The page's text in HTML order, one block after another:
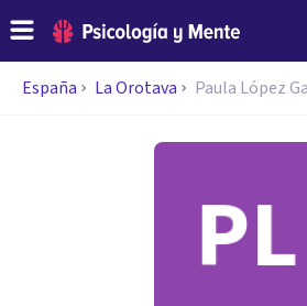
España La Orotava Paula López